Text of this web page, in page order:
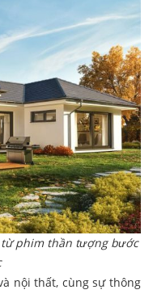
phim thần tượng bước
nội thất, cùng sự thông